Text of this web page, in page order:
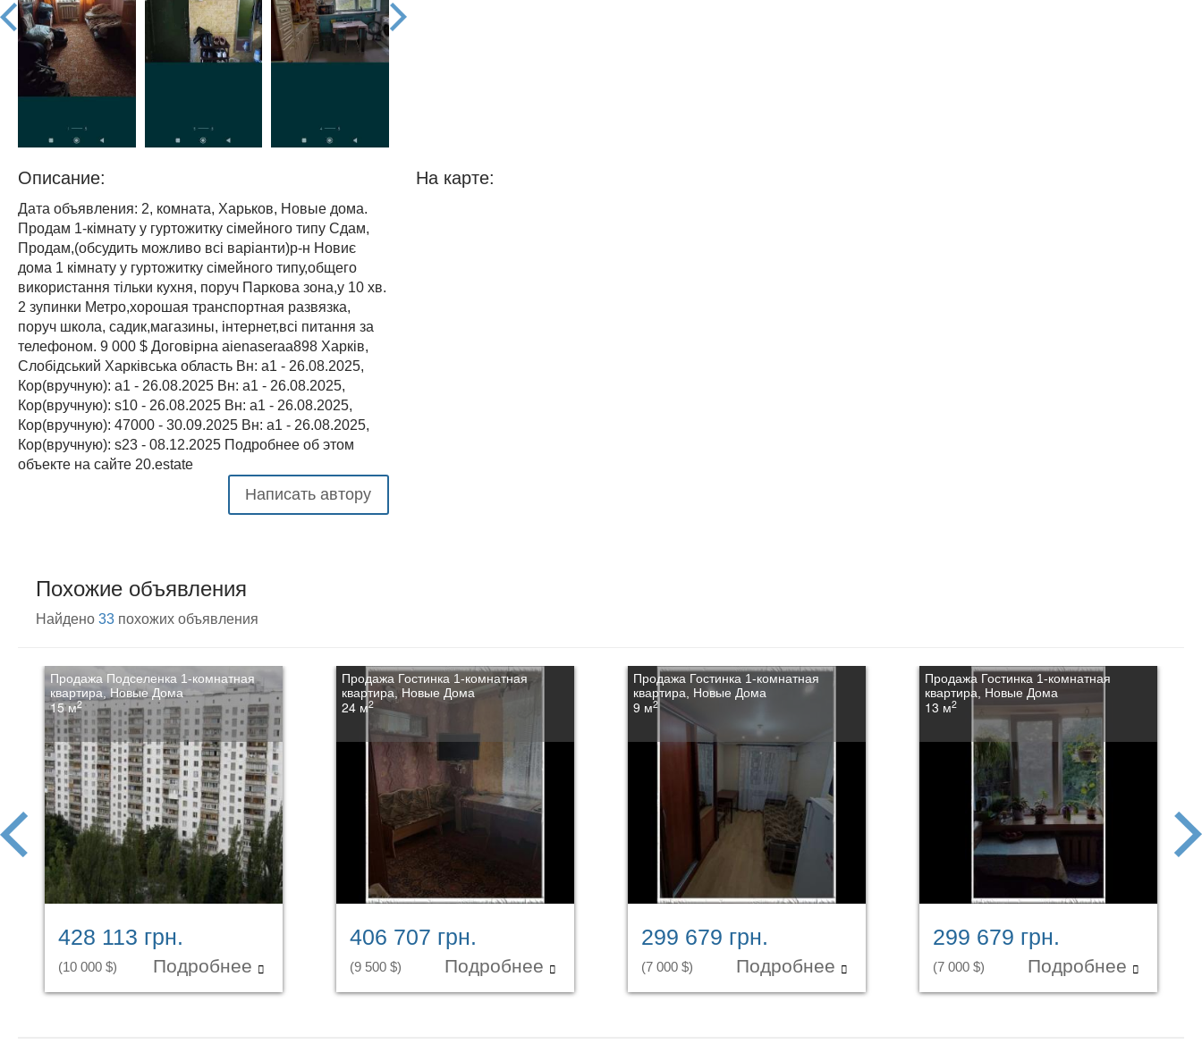
prev
next
Описание:
Дата объявления: 2, комната, Харьков, Новые дома.
Продам 1-кімнату у гуртожитку сімейного типу Сдам,
Продам,(обсудить можливо всі варіанти)р-н Новиє
дома 1 кімнату у гуртожитку сімейного типу,общего
використання тільки кухня, поруч Паркова зона,у 10 хв.
2 зупинки Метро,хорошая транспортная развязка,
поруч школа, садик,магазины, інтернет,всі питання за
телефоном. 9 000 $ Договірна aienaseraa898 Харків,
Слобідський Харківська область Вн: a1 - 26.08.2025,
Кор(вручную): a1 - 26.08.2025 Вн: a1 - 26.08.2025,
Кор(вручную): s10 - 26.08.2025 Вн: a1 - 26.08.2025,
Кор(вручную): 47000 - 30.09.2025 Вн: a1 - 26.08.2025,
Кор(вручную): s23 - 08.12.2025 Подробнее об этом
объекте на сайте 20.estate
Написать автору
На карте:
Похожие объявления
Найдено 33 похожих объявления
Продажа Подселенка 1-комнатная
квартира, Новые Дома
15 м2
428 113 грн.
(10 000 $) Подробнее
Продажа Гостинка 1-комнатная
квартира, Новые Дома
24 м2
406 707 грн.
(9 500 $) Подробнее
Продажа Гостинка 1-комнатная
квартира, Новые Дома
9 м2
299 679 грн.
(7 000 $) Подробнее
Продажа Гостинка 1-комнатная
квартира, Новые Дома
13 м2
299 679 грн.
(7 000 $) Подробнее
prev
next